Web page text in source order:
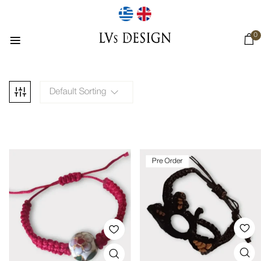
0
Default Sorting
Pre Order